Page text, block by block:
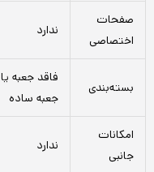
صفحات
اختصاصی
ندارد
بسته‌بندی
فاقد جعبه یا
جعبه ساده
امکانات
جانبی
ندارد